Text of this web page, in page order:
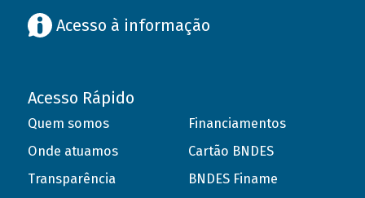
Acesso à informação
Acesso Rápido
Quem somos
Onde atuamos
Transparência
Financiamentos
Cartão BNDES
BNDES Finame